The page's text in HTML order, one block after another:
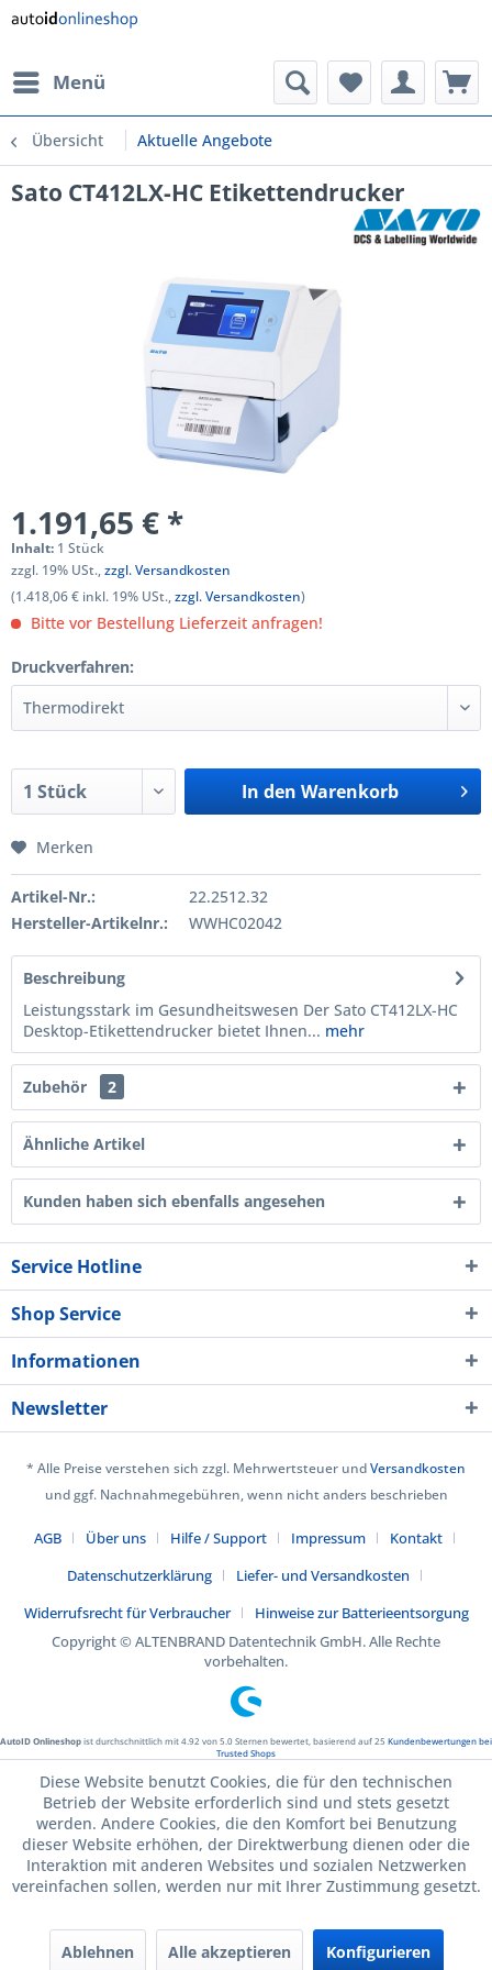
Menü
Übersicht Aktuelle Angebote
Sato CT412LX-HC Etikettendrucker
1.191,65 € *
Inhalt: 1 Stück
zzgl. 19% USt.,zzgl. Versandkosten
(1.418,06 € inkl. 19% USt.,zzgl. Versandkosten)
Bitte vor Bestellung Lieferzeit anfragen!
Druckverfahren:
In den Warenkorb
Merken
Artikel-Nr.:
22.2512.32
Hersteller-Artikelnr.:
WWHC02042
Beschreibung
Leistungsstark im Gesundheitswesen Der Sato CT412LX-HC
Desktop-Etikettendrucker bietet Ihnen... mehr
Zubehör 2
Ähnliche Artikel
Kunden haben sich ebenfalls angesehen
Service Hotline
Shop Service
Informationen
Newsletter
* Alle Preise verstehen sich zzgl. Mehrwertsteuer undVersandkosten
und ggf. Nachnahmegebühren, wenn nicht anders beschrieben
AGB Über uns Hilfe / Support Impressum
Kontakt
Datenschutzerklärung
Liefer- und Versandkosten
Widerrufsrecht für Verbraucher
Hinweise zur Batterieentsorgung
Copyright © ALTENBRAND Datentechnik GmbH. Alle Rechte
vorbehalten.
AutoID Onlineshopist durchschnittlich mit4.92 von5.0Sternen bewertet, basierend auf25 Kundenbewertungen bei
Trusted Shops
Diese Website benutzt Cookies, die für den technischen
Betrieb der Website erforderlich sind und stets gesetzt
werden. Andere Cookies, die den Komfort bei Benutzung
dieser Website erhöhen, der Direktwerbung dienen oder die
Interaktion mit anderen Websites und sozialen Netzwerken
vereinfachen sollen, werden nur mit Ihrer Zustimmung gesetzt.
Ablehnen Alle akzeptieren Konfigurieren